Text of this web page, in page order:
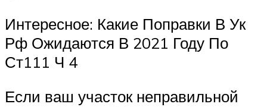
Интересное: Какие Поправки В Ук
Рф Ожидаются В 2021 Году По
Ст111 Ч 4
Если ваш участок неправильной